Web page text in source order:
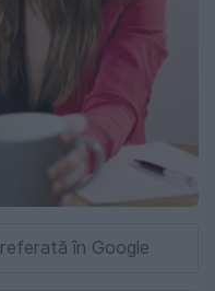
în Google